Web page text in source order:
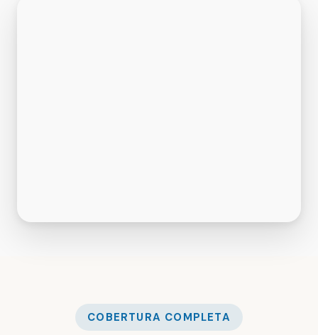
COBERTURA COMPLETA